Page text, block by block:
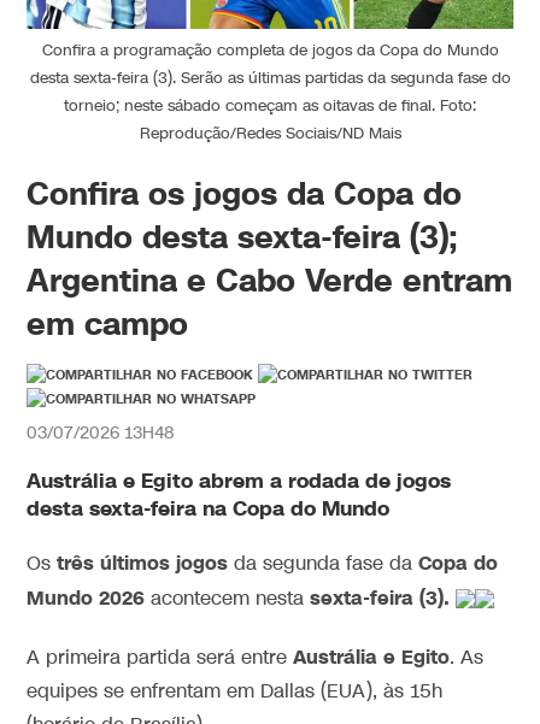
Confira a programação completa de jogos da Copa do Mundo
desta sexta-feira (3). Serão as últimas partidas da segunda fase do
torneio; neste sábado começam as oitavas de final. Foto:
Reprodução/Redes Sociais/ND Mais
Confira os jogos da Copa do
Mundo desta sexta-feira (3);
Argentina e Cabo Verde entram
em campo
03/07/2026 13H48
Austrália e Egito abrem a rodada de jogos
desta sexta-feira na Copa do Mundo
Ostrês últimos jogos da segunda fase da Copa do
Mundo 2026 acontecem nestasexta-feira (3).
A primeira partida será entreAustrália e Egito. As
equipes se enfrentam em Dallas (EUA), às 15h